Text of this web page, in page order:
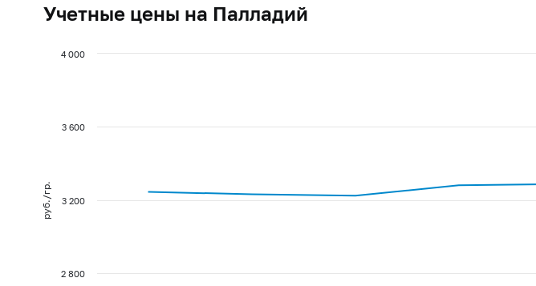
Учетные цены на Палладий
руб./гр.
2 800
3 200
3 600
4 000